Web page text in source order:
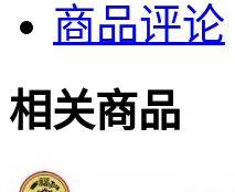
商品评论
相关商品